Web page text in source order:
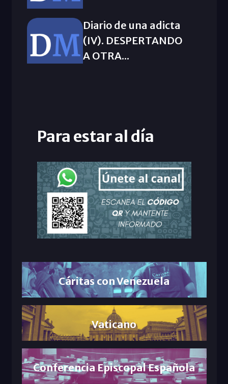
Diario de una adicta
(IV). DESPERTANDO
A OTRA...
Para estar al día
Cáritas con Venezuela
Vaticano
Conferencia Episcopal Española